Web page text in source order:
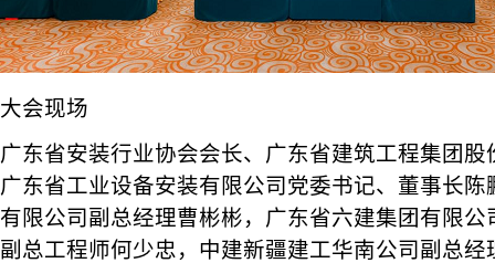
大会现场
广东省安装行业协会会长、广东省建筑工程集团
广东省工业设备安装有限公司党委书记、董事长
有限公司副总经理曹彬彬，广东省六建集团有限
副总工程师何少忠，中建新疆建工华南公司副总